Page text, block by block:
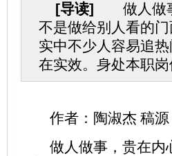
[导读] 做人做事
不是做给别人看的
实中不少人容易追
在实效。身处本职
作者：陶淑杰 稿源
做人做事，贵在内